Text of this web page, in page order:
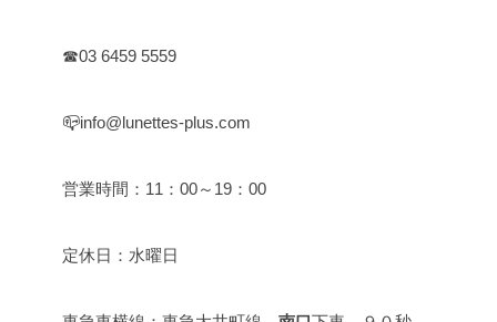
☎03 6459 5559
📪info@lunettes-plus.com
営業時間：11：00～19：00
定休日：水曜日